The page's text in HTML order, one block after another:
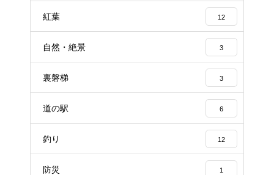
紅葉 12
自然・絶景 3
裏磐梯 3
道の駅 6
釣り 12
防災 1